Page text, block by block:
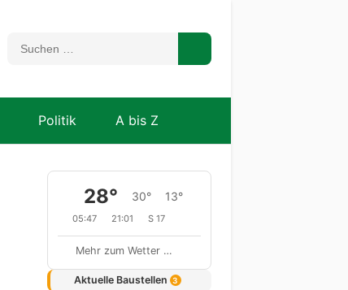
Politik A bis Z
28° 30° 13°
05:47 21:01 S 17
Mehr zum Wetter …
Aktuelle Baustellen 3